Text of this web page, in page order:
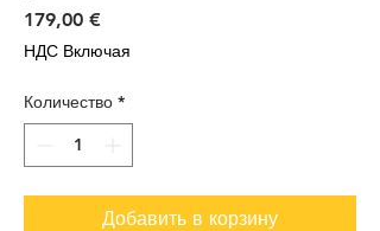
179,00 €
НДС Включая
Количество *
Добавить в корзину